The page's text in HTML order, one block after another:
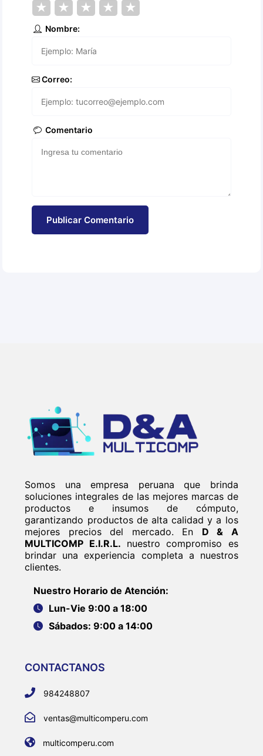
★ ★ ★ ★ ★
Nombre:
Correo:
Comentario
Publicar Comentario
Somos una empresa peruana que brinda
soluciones integrales de las mejores marcas de
productos e insumos de cómputo,
garantizando productos de alta calidad y a los
mejores precios del mercado. En D & A
MULTICOMP E.I.R.L. nuestro compromiso es
brindar una experiencia completa a nuestros
clientes.
Nuestro Horario de Atención:
Lun-Vie 9:00 a 18:00
Sábados: 9:00 a 14:00
CONTACTANOS
984248807
ventas@multicomperu.com
multicomperu.com